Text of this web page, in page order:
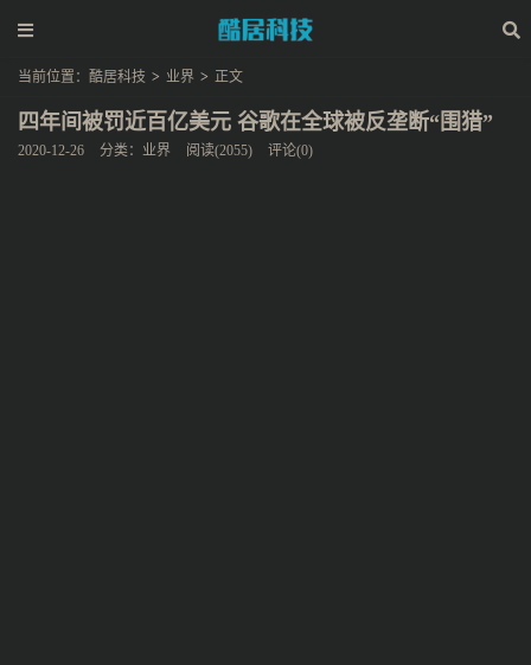
当前位置： 酷居科技 > 业界 > 正文
四年间被罚近百亿美元 谷歌在全球被反垄断“围猎”
2020-12-26 分类： 业界 阅读(2055) 评论(0)